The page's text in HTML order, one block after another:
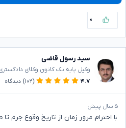
۰
سید رسول قاضی
وکیل پایه یک کانون وکلای
۴.۷
(۱۰۲) دیدگاه
۵ سال پیش
با احترام مرور زمان از تاریخ وقوع